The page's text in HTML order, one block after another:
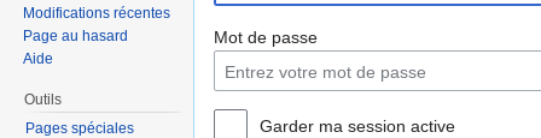
Mot de passe
Garder ma session active
Modifications récentes
Page au hasard
Aide
Outils
Pages spéciales